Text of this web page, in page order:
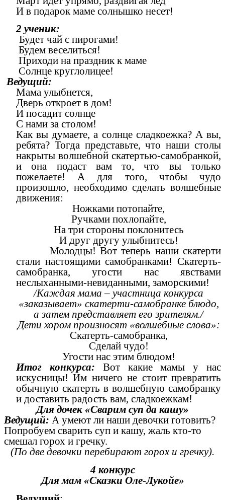
И в подарок маме солнышко несет!
2 ученик:
Будет чай с пирогами!
Будем веселиться!
Приходи на праздник к маме
Солнце круглолицее!
Ведущий:
Мама улыбнется,
Дверь откроет в дом!
И посадит солнце
С нами за столом!
Как вы думаете, а солнце сладкоежка? А вы,
ребята? Тогда представьте, что наши столы
накрыты волшебной скатертью-самобранкой,
и она подаст вам то, что вы только
пожелаете! А для того, чтобы чудо
произошло, необходимо сделать волшебные
движения:
Ножками потопайте,
Ручками похлопайте,
На три стороны поклонитесь
И друг другу улыбнитесь!
Молодцы! Вот теперь наши скатерти
стали настоящими самобранками! Скатерть-
самобранка, угости нас явствами
неслыханными-невиданными, заморскими!
/Каждая мама – участница конкурса
«заказывает» скатерти-самобранке блюдо,
а затем представляет его зрителям./
Дети хором произносят «волшебные слова»:
Скатерть-самобранка,
Сделай чудо!
Угости нас этим блюдом!
Итог конкурса: Вот какие мамы у нас
искусницы! Им ничего не стоит превратить
обычную скатерть в волшебную самобранку
и доставить радость вам, сладкоежкам!
Для дочек «Сварим суп да кашу»
Ведущий: А умеют ли наши девочки готовить?
Попробуем сварить суп и кашу, жаль кто-то
смешал горох и гречку.
(По две девочки перебирают горох и гречку).
4 конкурс
Для мам «Сказки Оле-Лукойе»